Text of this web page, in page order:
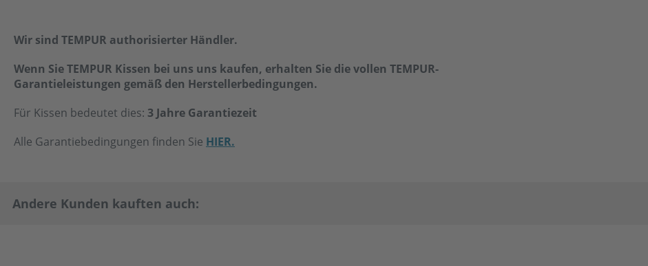
Wir sind TEMPUR authorisierter Händler.
Wenn Sie TEMPUR Kissen bei uns uns kaufen, erhalten Sie die vollen TEMPUR-
Garantieleistungen gemäß den Herstellerbedingungen.
Für Kissen bedeutet dies: 3 Jahre Garantiezeit
Alle Garantiebedingungen finden Sie HIER.
Andere Kunden kauften auch: